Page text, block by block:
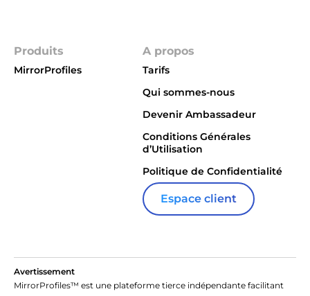
Produits
MirrorProfiles
A propos
Tarifs
Qui sommes-nous
Devenir Ambassadeur
Conditions Générales
d’Utilisation
Politique de Confidentialité
Espace client
Avertissement
MirrorProfiles™ est une plateforme tierce indépendante facilitant